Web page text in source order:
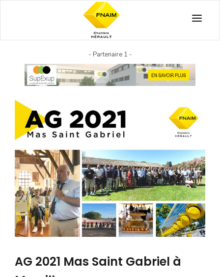
VIDÉOS
PARTENAIRES
A PROPOS
LES FORMATIONS
MON ESPACE PRO
LES ANNONCES
ADHÉRER
Partenaires Hérault
- Partenaire 1 -
AG 2021 Mas Saint Gabriel à